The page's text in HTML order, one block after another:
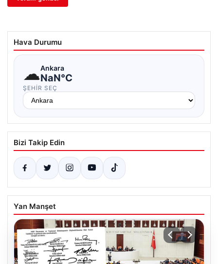
Hava Durumu
☁Ankara
NaN°C
ŞEHIR SEÇ
Bizi Takip Edin
Yan Manşet